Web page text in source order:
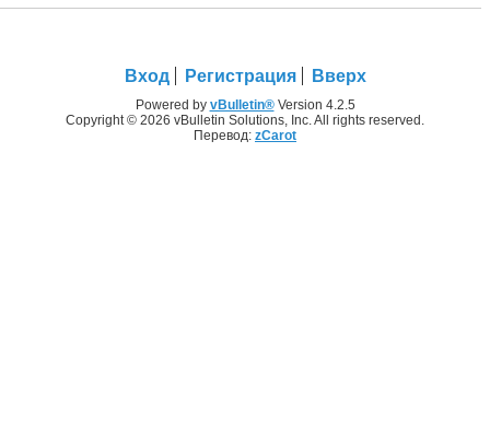
Вход Регистрация Вверх
Powered by vBulletin®Version 4.2.5
Copyright © 2026 vBulletin Solutions, Inc. All rights reserved.
Перевод: zCarot